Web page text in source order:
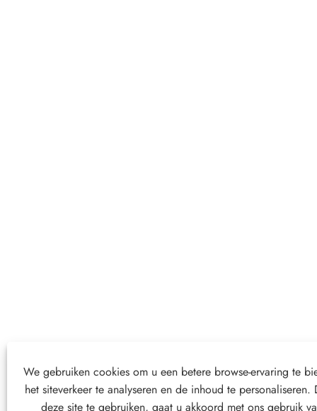
We gebruiken cookies om u een betere browse-ervaring te
het siteverkeer te analyseren en de inhoud te personaliseren.
deze site te gebruiken, gaat u akkoord met ons gebruik